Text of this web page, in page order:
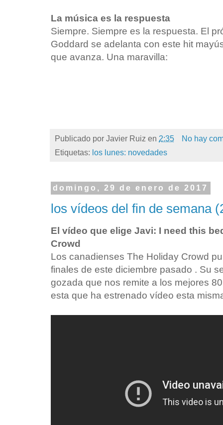
La música es la respuesta
Siempre. Siempre es la respuesta. El
Goddard se adelanta con este hit
que avanza. Una maravilla:
Publicado por Javier Ruiz en 2:35
No hay
Etiquetas: los lunes: novedades
domingo, 29 de enero de 2017
los vídeos del fin de semana
El vídeo que elige Javi: I need this
Crowd
Los canadienses The Holiday Crowd
finales de este diciembre pasado . Su
gozada que nos remite a los mejores
esta que ha estrenado vídeo esta